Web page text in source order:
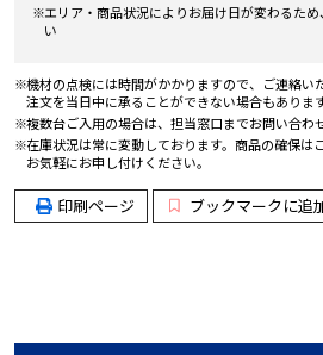
エリア・商品状況によりお届け日が変わるた
い
機材の点検には時間がかかりますので、ご連絡い
注文を当日中に承ることができない場合もあります
複数台ご入用の場合は、担当窓口までお問い合わ
在庫状況は常に変動しております。商品の確保は
お気軽にお申し付けください。
印刷ページ ブックマークに追